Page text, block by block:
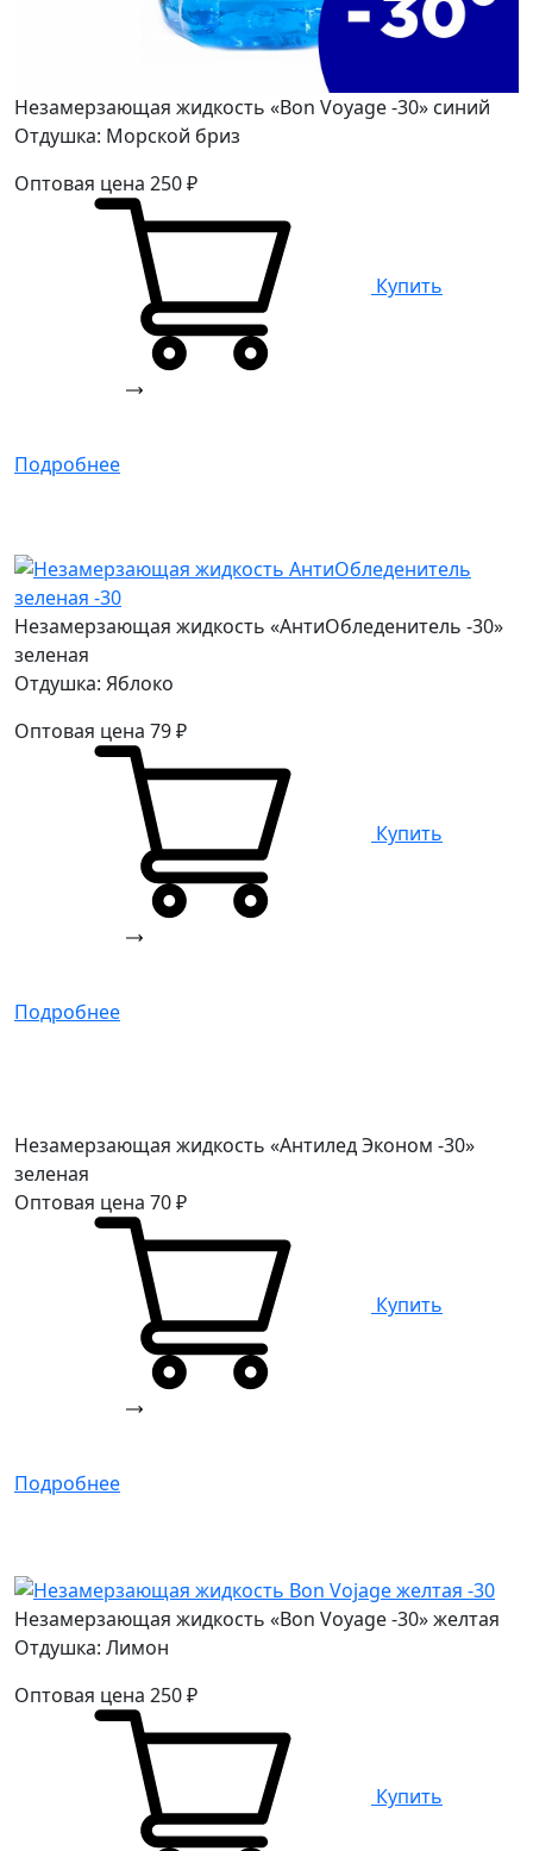
Незамерзающая жидкость «Bon Voyage -30» синий
Отдушка: Морской бриз
Оптовая цена 250₽
Купить
Подробнее
Незамерзающая жидкость «АнтиОбледенитель -30»
зеленая
Отдушка: Яблоко
Оптовая цена 79₽
Купить
Подробнее
Незамерзающая жидкость «Антилед Эконом -30»
зеленая
Оптовая цена 70₽
Купить
Подробнее
Незамерзающая жидкость «Bon Voyage -30» желтая
Отдушка: Лимон
Оптовая цена 250₽
Купить